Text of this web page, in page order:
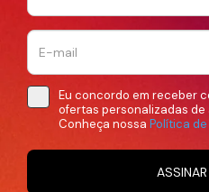
Eu concordo em receber
ofertas personalizadas
Conheça nossa Política